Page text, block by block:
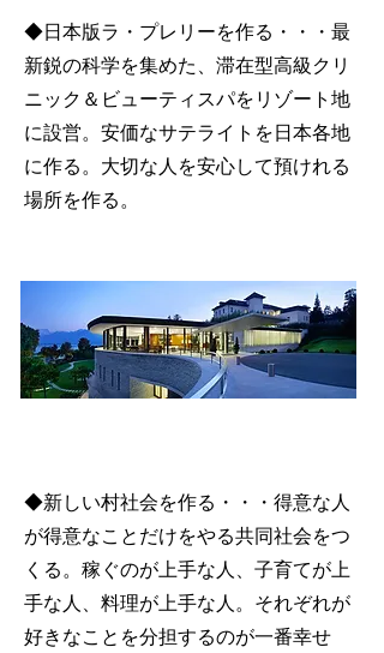
◆日本版ラ・プレリーを作る・・・最
新鋭の科学を集めた、滞在型高級クリ
ニック＆ビューティスパをリゾート地
に設営。安価なサテライトを日本各地
に作る。大切な人を安心して預けれる
場所を作る。
◆新しい村社会を作る・・・得意な人
が得意なことだけをやる共同社会をつ
くる。稼ぐのが上手な人、子育てが上
手な人、料理が上手な人。それぞれが
好きなことを分担するのが一番幸せ